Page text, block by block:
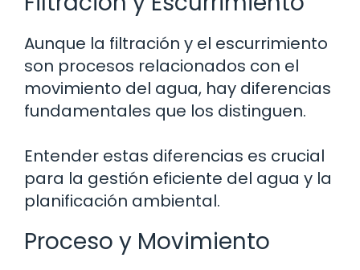
Aunque la filtración y el escurrimiento
son procesos relacionados con el
movimiento del agua, hay diferencias
fundamentales que los distinguen.
Entender estas diferencias es crucial
para la gestión eficiente del agua y la
planificación ambiental.
Proceso y Movimiento